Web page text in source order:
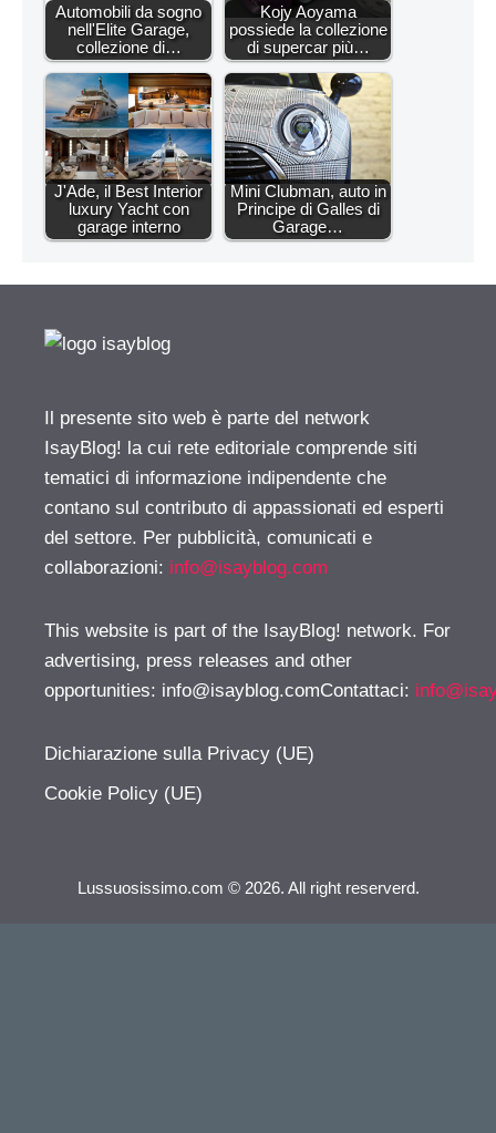
Automobili da sogno
nell'Elite Garage,
collezione di…
Kojy Aoyama
possiede la collezione
di supercar più…
J'Ade, il Best Interior
luxury Yacht con
garage interno
Mini Clubman, auto in
Principe di Galles di
Garage…
Il presente sito web è parte del network
IsayBlog! la cui rete editoriale comprende siti
tematici di informazione indipendente che
contano sul contributo di appassionati ed esperti
del settore. Per pubblicità, comunicati e
collaborazioni: info@isayblog.com
This website is part of the IsayBlog! network. For
advertising, press releases and other
opportunities: info@isayblog.comContattaci:
Dichiarazione sulla Privacy (UE)
Cookie Policy (UE)
Lussuosissimo.com © 2026. All right reserverd.